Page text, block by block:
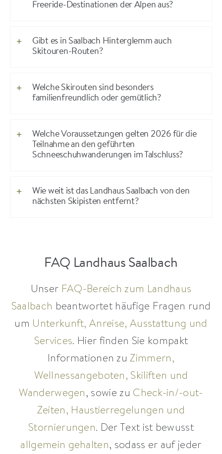
Freeride-Destinationen der Alpen aus?
Gibt es in Saalbach Hinterglemm auch
Skitouren-Routen?
Welche Skirouten sind besonders
familienfreundlich oder gemütlich?
Welche Voraussetzungen gelten 2026 für die
Teilnahme an den geführten
Schneeschuhwanderungen im Talschluss?
Wie weit ist das Landhaus Saalbach von den
nächsten Skipisten entfernt?
FAQ Landhaus Saalbach
Unser FAQ-Bereich zum Landhaus
Saalbach beantwortet häufige Fragen rund
um Unterkunft, Anreise, Ausstattung und
Services. Hier finden Sie kompakt
Informationen zuZimmern,
Wellnessangeboten, Skiliften und
Wanderwegen, sowie zu Check-in/-out-
Zeiten, Haustierregelungen und
Stornierungen. Der Text ist bewusst
allgemein gehalten, sodass er auf jeder